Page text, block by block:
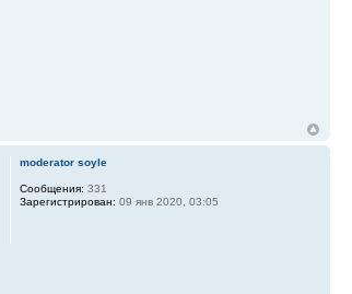
moderator soyle
Сообщения: 331
Зарегистрирован: 09 янв 2020, 03:05